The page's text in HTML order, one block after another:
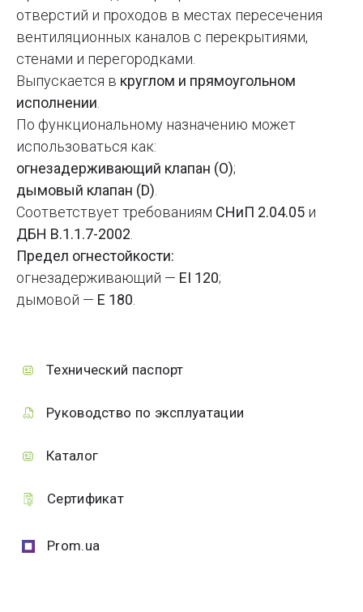
отверстий и проходов в местах пересечения
вентиляционных каналов с перекрытиями,
стенами и перегородками.
Выпускается в круглом и прямоугольном
исполнении
По функциональному назначению может
использоваться как:
огнезадерживающий клапан (О);
дымовый клапан (D)
Соответствует требованиям СНиП 2.04.05 и
ДБН В.1.1.7-2002
Предел огнестойкости:
огнезадерживающий — EI 120;
дымовой — E 180
Технический паспорт
Руководство по эксплуатации
Каталог
Сертификат
Prom.ua